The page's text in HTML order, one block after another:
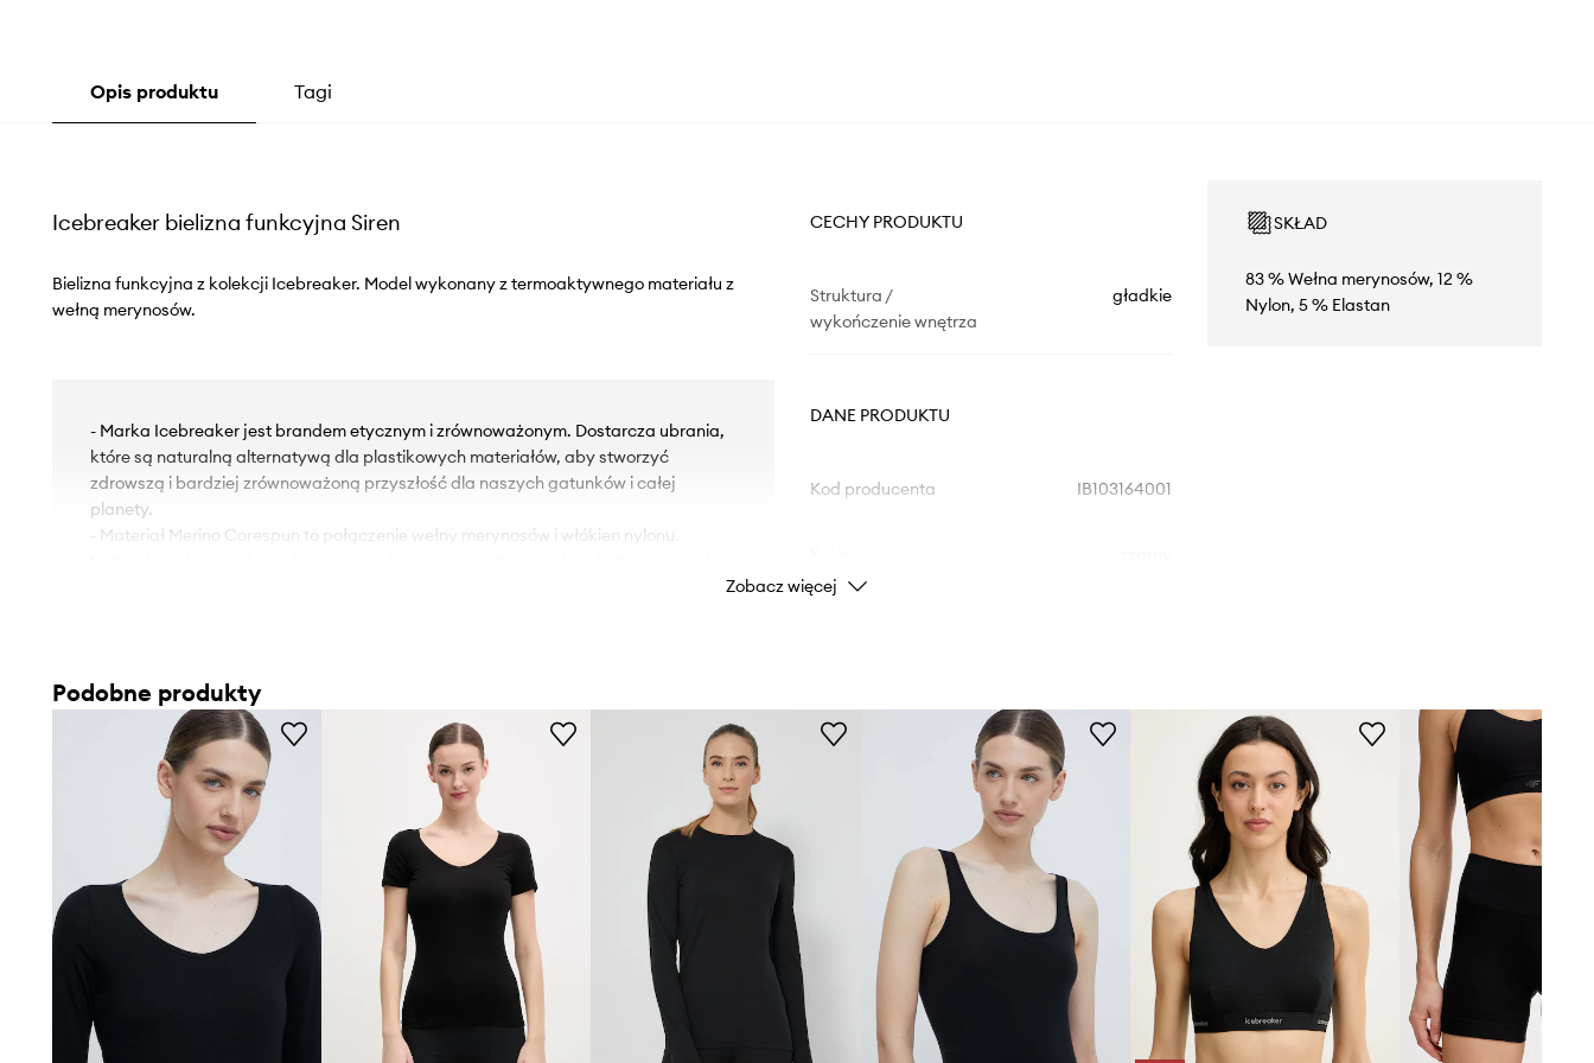
Opis produktu Tagi
Icebreaker bielizna funkcyjna Siren
Bielizna funkcyjna z kolekcji Icebreaker. Model wykonany z termoaktywnego materiału z
wełną merynosów.
- Marka Icebreaker jest brandem etycznym i zrównoważonym. Dostarcza ubrania,
które są naturalną alternatywą dla plastikowych materiałów, aby stworzyć
zdrowszą i bardziej zrównoważoną przyszłość dla naszych gatunków i całej
planety.
- Materiał Merino Corespun to połączenie wełny merynosów i włókien nylonu.
CECHY PRODUKTU
Struktura /
wykończenie wnętrza
gładkie
DANE PRODUKTU
Kod producenta IB103164001
ID Produktu
SKŁAD
83 % Wełna merynosów, 12 %
Nylon, 5 % Elastan
Zobacz więcej
Podobne produkty